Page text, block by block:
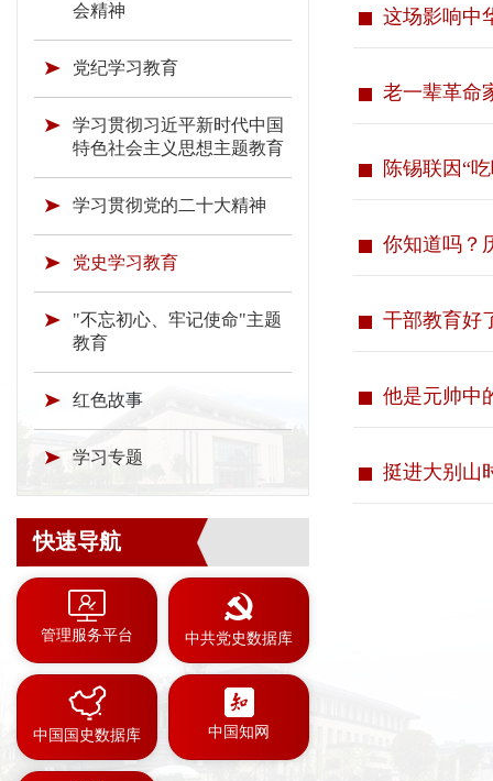
会精神
党纪学习教育
学习贯彻习近平新时代中国
特色社会主义思想主题教育
学习贯彻党的二十大精神
党史学习教育
"不忘初心、牢记使命"主题
教育
红色故事
学习专题
快速导航
管理服务平台 中共党史数据库
中国国史数据库 中国知网
这场影响中
老一辈革命
陈锡联因“
你知道吗？
干部教育好
他是元帅中
挺进大别山